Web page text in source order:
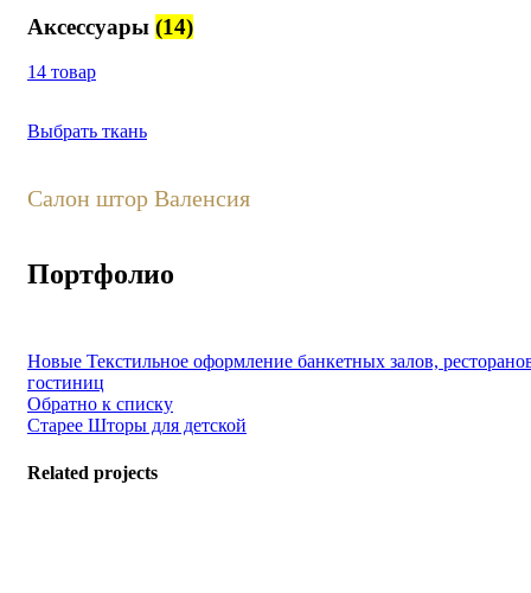
Аксессуары (14)
14 товар
Выбрать ткань
Салон штор Валенсия
Портфолио
Новые Текстильное оформление банкетных залов,
гостиниц
Обратно к списку
Старее Шторы для детской
Related projects